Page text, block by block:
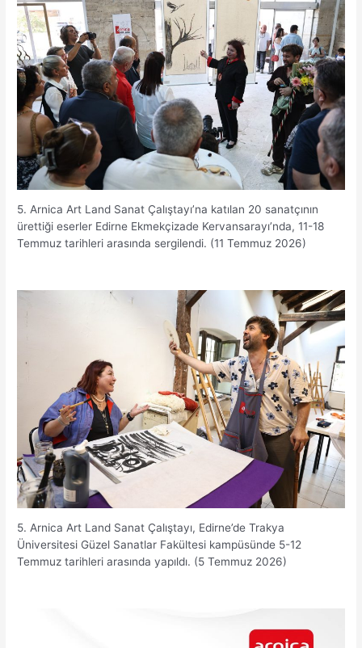
5. Arnica Art Land Sanat Çalıştayı’na katılan 20 sanatçının
ürettiği eserler Edirne Ekmekçizade Kervansarayı’nda, 11-18
Temmuz tarihleri arasında sergilendi. (11 Temmuz 2026)
5. Arnica Art Land Sanat Çalıştayı, Edirne’de Trakya
Üniversitesi Güzel Sanatlar Fakültesi kampüsünde 5-12
Temmuz tarihleri arasında yapıldı. (5 Temmuz 2026)